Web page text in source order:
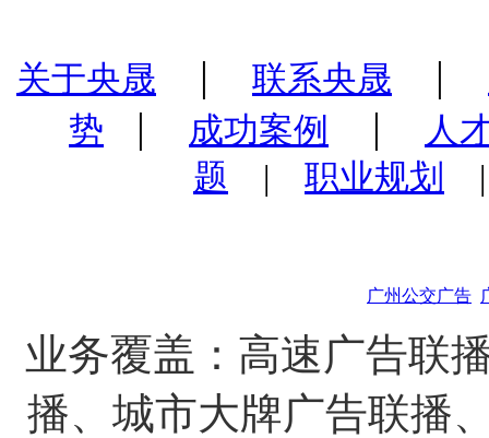
关于央晟 | 联系央晟 |
势
| 成功案例 |
人
题 | 职业规划
广州公交广告
业务覆盖：高速广告联
播、城市大牌广告联播